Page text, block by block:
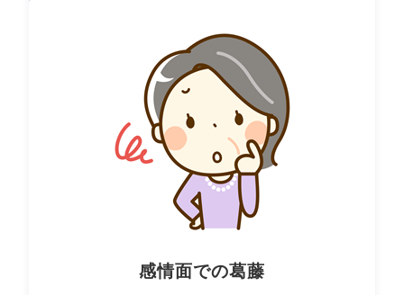
感情面での葛藤